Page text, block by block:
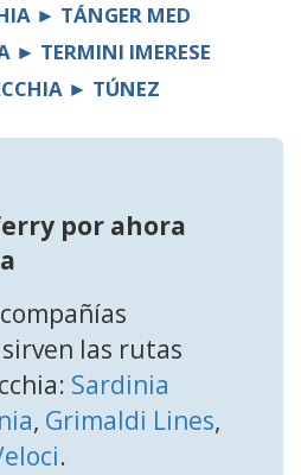
► TÁNGER MED
► TERMINI IMERESE
► TÚNEZ
por ahora
las rutas
Sardinia
, Grimaldi Lines,
.